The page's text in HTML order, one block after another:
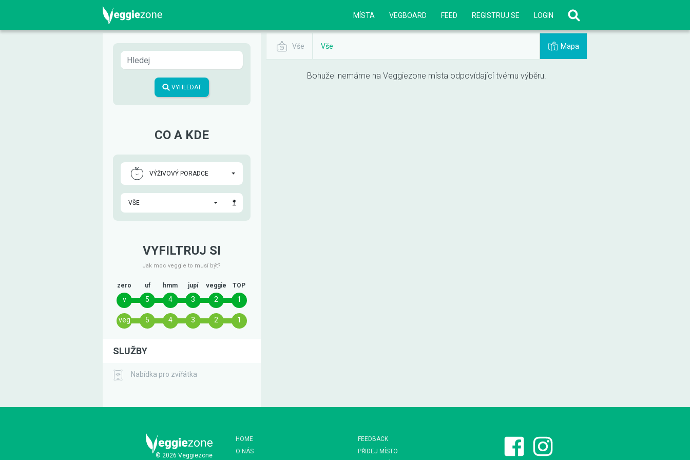
MÍSTA VEGBOARD FEED REGISTRUJ SE LOGIN
VYHLEDAT
CO A KDE
VÝŽIVOVÝ PORADCE
VŠE
VYFILTRUJ SI
Jak moc veggie to musí být?
zero uf hmm jupí veggie TOP
v 5 4 3 2 1
veg 5 4 3 2 1
SLUŽBY
Nabídka pro zvířátka
Vše Vše Mapa
Bohužel nemáme na Veggiezone místa odpovídající tvému výběru.
© 2026 Veggiezone
HOME
O NÁS
FEEDBACK
PŘIDEJ MÍSTO